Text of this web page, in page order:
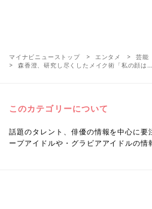
マイナビニューストップ エンタメ
芸能
森香澄、研究し尽くしたメイク術「私の顔は
このカテゴリーについて
話題のタレント、俳優の情報を中心に
ープアイドルや・グラビアアイドルの情